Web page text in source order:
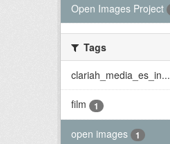
Open Images Project
Tags
clariah_media_es_in...
film 1
open images 1